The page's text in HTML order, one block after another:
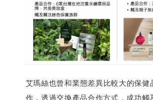
艾瑪絲也曾和業態差異比較大的保健